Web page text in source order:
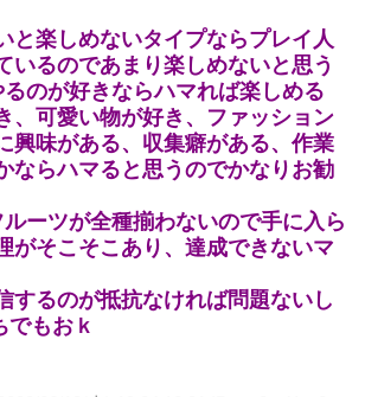
と楽しめないタイプならプレイ人
いるのであまり楽しめないと思う
のが好きならハマれば楽しめる
、可愛い物が好き、ファッション
興味がある、収集癖がある、作業
ならハマると思うのでかなりお勧
ーツが全種揃わないので手に入ら
がそこそこあり、達成できないマ
するのが抵抗なければ問題ないし
もおｋ